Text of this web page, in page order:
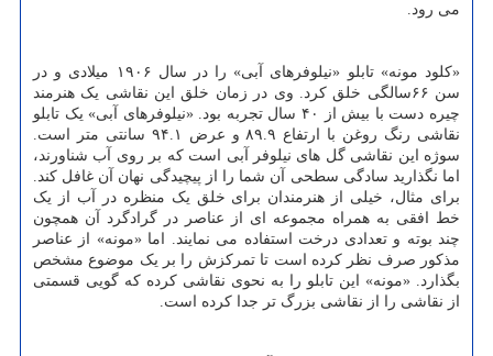
می رود.
«کلود مونه» تابلو «نیلوفرهای آبی» را در سال ۱۹۰۶ میلادی و در
سن ۶۶سالگی خلق کرد. وی در زمان خلق این نقاشی یک هنرمند
چیره دست با بیش از ۴۰ سال تجربه بود. «نیلوفرهای آبی» یک تابلو
نقاشی رنگ روغن با ارتفاع ۸۹.۹ و عرض ۹۴.۱ سانتی متر است.
سوژه این نقاشی گل های نیلوفر آبی است که بر روی آب شناورند،
اما نگذارید سادگی سطحی آن شما را از پیچیدگی نهان آن غافل کند.
برای مثال، خیلی از هنرمندان برای خلق یک منظره در آب از یک
خط افقی به همراه مجموعه ای از عناصر در گرادگرد آن همچون
چند بوته و تعدادی درخت استفاده می نمایند. اما «مونه» از عناصر
مذکور صرف نظر کرده است تا تمرکزش را بر یک موضوع مشخص
بگذارد. «مونه» این تابلو را به نحوی نقاشی کرده که گویی قسمتی
از نقاشی را از نقاشی بزرگ تر جدا کرده است.